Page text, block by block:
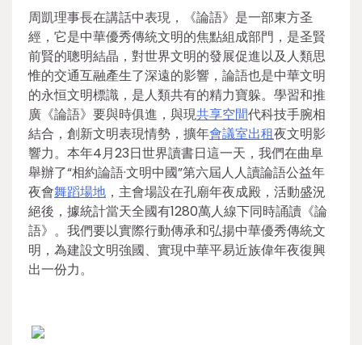
周凱理事長在講話中表現，《論語》是一部東方圣
經，它是中華優秀傳統文明的焦點組成部門，是圣賢
前賢的聰明結晶，對世界文明的發展促進以及人類思
惟的交通互融產生了深遠的影響，論語也是中華文明
的永恒文明標識，是人類共有的精力寶躲。學習和推
廣《論語》要與時俱進，與現共享空間代科技手腕相
結合，創新文明表現情勢，擴年會議室出租夜文明影
響力。本年4月23日世界讀書日這一天，我們在曲阜
舉辦了“相約論語·文明中國”第六屆人人讀論語公益年
夜會舞蹈場地 ，主會場設在孔廟年夜成殿，活動盛況
絕後，據統計當天全國有1280萬人線下同時誦讀《論
語》。我們要以實際行動傳承和弘揚中華優秀傳統文
明，為建設文明強國、實現中華平易近族偉年夜復興
出一份力。